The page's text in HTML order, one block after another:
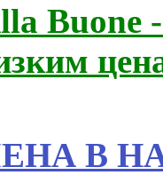
Buone
В